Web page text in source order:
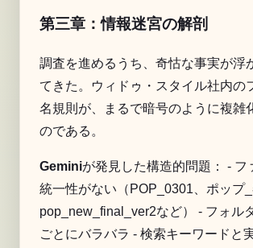
第三章：情報迷宮の解剖
調査を進めるうち、奇怙な事実が浮
てきた。ウィドゥ・スタイル社内の
名規則が、まるで暗号のように複雑
のである。
Geminiが発見した構造的問題： - フ
統一性がない（POP_0301、ポップ_
pop_new_final_ver2など） - フォル
ごとにバラバラ - 検索キーワードと